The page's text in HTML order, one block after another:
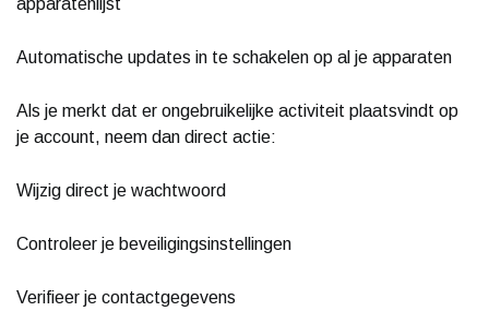
Automatische updates in te schakelen op al je apparaten
Als je merkt dat er ongebruikelijke activiteit plaatsvindt op
je account, neem dan direct actie:
Wijzig direct je wachtwoord
Controleer je beveiligingsinstellingen
Verifieer je contactgegevens